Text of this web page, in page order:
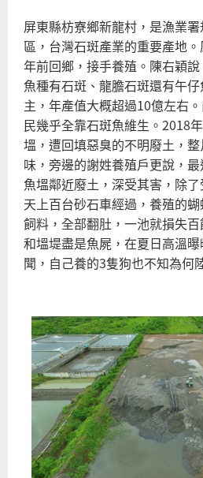
屏東縣枋寮鄉新龍村，是漁業
區，台灣石斑產業的重要產地
年前回鄉，接手養殖。陳右穎
魚種有石斑、龍膽石斑還有午
主，年產值大概超過10億左右
民幾乎全靠石斑魚維生。2018
塭，遭回填惡臭的不明廢土，
味，旁邊的謝姓養殖戶更說，
魚塭鄰近廢土，深受其害，除
天上百台砂石車經過，養殖的
飼料，全部翻肚，一池就損失
和塭堤盡是魚屍，在夏日高溫
聞，自己養的3隻狗也不知為何